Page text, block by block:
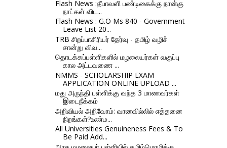
Flash News :தீபாவளி பண்டிகைக்கு நான்கு
நாட்கள் விட...
Flash News : G.O Ms 840 - Government
Leave List 20...
TRB சிறப்பாசிரியர் தேர்வு - தமிழ் வழிச்
சான்று விவ...
தொடக்கப்பள்ளிகளில் மழலையர்கள் வகுப்பு
கால அட்டவணை ...
NMMS - SCHOLARSHIP EXAM
APPLICATION ONLINE UPLOAD ...
மது அருந்தி பள்ளிக்கு வந்த 3 மாணவர்கள்
இடைநீக்கம்
அறிவியல் அறிவோம்: வானவில்லில் எத்தனை
நிறங்கள்?உண்ம...
All Universities Genuineness Fees & To
Be Paid Add...